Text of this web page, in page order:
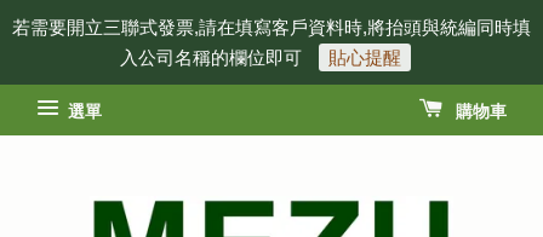
若需要開立三聯式發票,請在填寫客戶資料時,將抬頭與統編同時填
入公司名稱的欄位即可
貼心提醒
選單 購物車